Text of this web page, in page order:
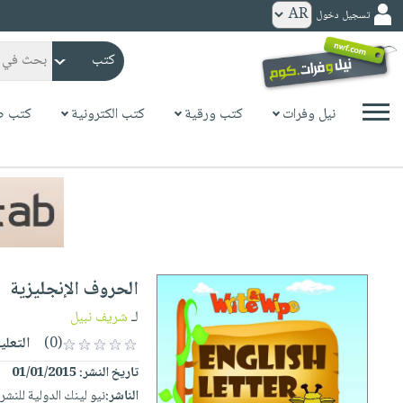
كتب
ورقية
المواضيع
عروض
صفحات
مشوقة
الكترونية
حديثاً
كتب
الصفحة
masmu3
الصفحة
تسجيل دخول
نيل وفرات كتب ورقية كتب الكترونية كتب
الحروف الإنجليزية
لـشريف نبيل
(0)
تاريخ النشر:01/01/2015
الناشر:نيو لينك الدولية للنشر